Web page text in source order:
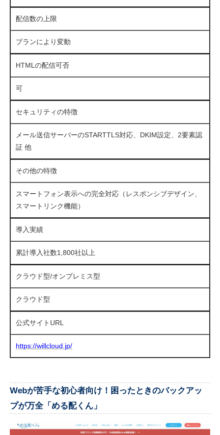
配信数の上限
プランにより変動
HTMLの配信可否
可
セキュリティの特徴
メール送信サーバーのSTARTTLS対応、DKIM設定、2要素認
証 他
その他の特徴
スマートフォン表示への完全対応（レスポンシブデザイン、
スマートリンク機能）
導入実績
累計導入社数1,800社以上
クラウド型/オンプレミス型
クラウド型
公式サイトURL
https://willcloud.jp/
Webが苦手な初心者向け！困ったときのバックアッ
プが万全「める配くん」